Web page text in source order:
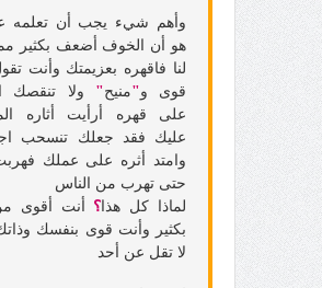
وأهم شيء يجب أن تعلمه
هو أن الخوف أضعف بكثير
لنا فاقهره بعزيمتك وأنت
قوى و"منيح" ولا تنقصك
على قهره أرأيت أثاره
عليك فقد جعلك تنسحب
وامتد أثره على عملك
حتى تهرب من الناس
لماذا كل هذا ؟ أنت أقوى
بكثير وأنت قوى بنفسك
لا تقل عن أحد